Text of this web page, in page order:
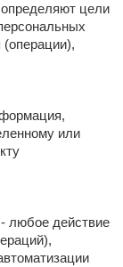
цели
или
любое действие